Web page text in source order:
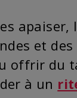
apaiser,
et
offrir du
à un